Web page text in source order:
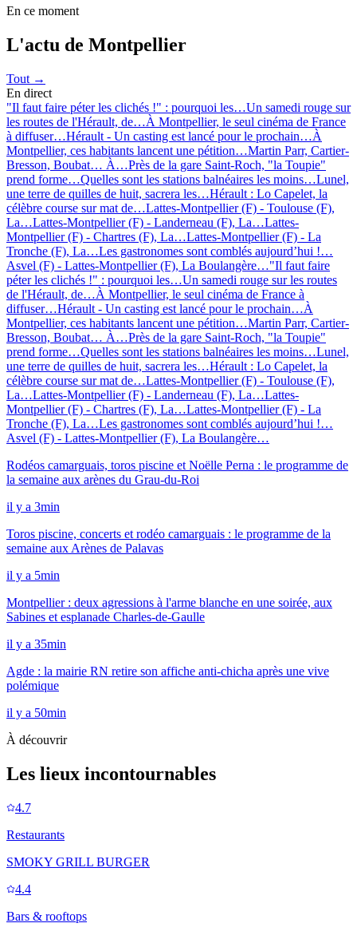
En ce moment
L'actu de Montpellier
Tout →
En direct
"Il faut faire péter les clichés !" : pourquoi les…Un samedi rouge sur
les routes de l'Hérault, de…À Montpellier, le seul cinéma de France
à diffuser…Hérault - Un casting est lancé pour le prochain…À
Montpellier, ces habitants lancent une pétition…Martin Parr, Cartier-
Bresson, Boubat… À…Près de la gare Saint-Roch, "la Toupie"
prend forme…Quelles sont les stations balnéaires les moins…Lunel,
une terre de quilles de huit, sacrera les…Hérault : Lo Capelet, la
célèbre course sur mat de…Lattes-Montpellier (F) - Toulouse (F),
La…Lattes-Montpellier (F) - Landerneau (F), La…Lattes-
Montpellier (F) - Chartres (F), La…Lattes-Montpellier (F) - La
Tronche (F), La…Les gastronomes sont comblés aujourd’hui !…
Asvel (F) - Lattes-Montpellier (F), La Boulangère…"Il faut faire
péter les clichés !" : pourquoi les…Un samedi rouge sur les routes
de l'Hérault, de…À Montpellier, le seul cinéma de France à
diffuser…Hérault - Un casting est lancé pour le prochain…À
Montpellier, ces habitants lancent une pétition…Martin Parr, Cartier-
Bresson, Boubat… À…Près de la gare Saint-Roch, "la Toupie"
prend forme…Quelles sont les stations balnéaires les moins…Lunel,
une terre de quilles de huit, sacrera les…Hérault : Lo Capelet, la
célèbre course sur mat de…Lattes-Montpellier (F) - Toulouse (F),
La…Lattes-Montpellier (F) - Landerneau (F), La…Lattes-
Montpellier (F) - Chartres (F), La…Lattes-Montpellier (F) - La
Tronche (F), La…Les gastronomes sont comblés aujourd’hui !…
Asvel (F) - Lattes-Montpellier (F), La Boulangère…
Rodéos camarguais, toros piscine et Noëlle Perna : le programme de
la semaine aux arènes du Grau-du-Roi
il y a 3min
Toros piscine, concerts et rodéo camarguais : le programme de la
semaine aux Arènes de Palavas
il y a 5min
Montpellier : deux agressions à l'arme blanche en une soirée, aux
Sabines et esplanade Charles-de-Gaulle
il y a 35min
Agde : la mairie RN retire son affiche anti-chicha après une vive
polémique
il y a 50min
À découvrir
Les lieux incontournables
4.7
Restaurants
SMOKY GRILL BURGER
4.4
Bars & rooftops